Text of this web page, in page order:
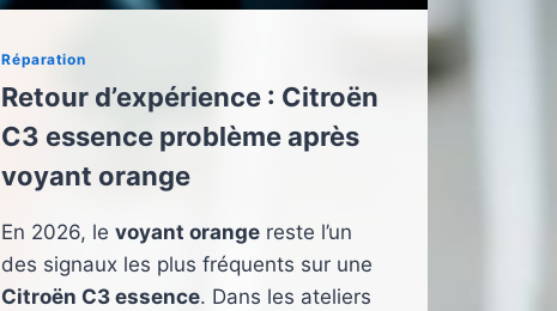
Réparation
Retour d’expérience : Citroën
C3 essence problème après
voyant orange
En 2026, levoyant orange reste l’un
des signaux les plus fréquents sur une
Citroën C3 essence. Dans les ateliers